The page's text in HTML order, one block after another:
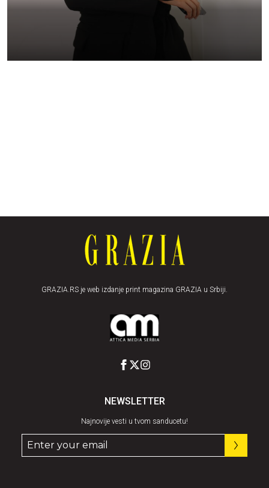
GRAZIA.RS je web izdanje print magazina GRAZIA u Srbiji.
NEWSLETTER
Najnovije vesti u tvom sanducetu!